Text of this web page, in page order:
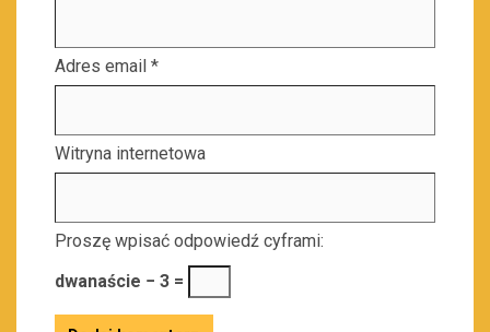
Adres email *
Witryna internetowa
Proszę wpisać odpowiedź cyframi:
dwanaście − 3 =